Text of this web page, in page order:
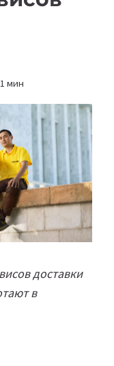
1 мин
доставки
в